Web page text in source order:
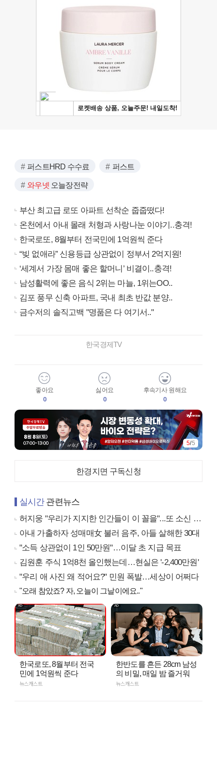
퍼스트HRD 수수료 퍼스트
와우넷 오늘장전략
부산 최고급 로또 아파트 선착순 줍줍떴다!
온천에서 아내 몰래 처형과 사랑나눈 이야기..충격!
한국로또, 8월부터 전국민에 1억원씩 준다
“빚 없애라” 신용등급 상관없이 정부서 2억지원!
‘세계서 가장 몸매 좋은 할머니’ 비결이..충격!
남성활력에 좋은 음식 2위는 마늘, 1위는OO..
김포 풍무 신축 아파트, 국내 최초 반값 분양..
금수저의 솔직고백 "명품은 다 여기서.."
한국경제TV
좋아요
0
싫어요
0
후속기사 원해요
0
5/5
한경지면 구독신청
실시간관련뉴스
허지웅 "우리가 지지한 인간들이 이 꼴을"...또 소신 발언
아내 가출하자 성매매女 불러 음주, 아들 살해한 30대
"소득 상관없이 1인 50만원"…이달 초 지급 목표
김원훈 주식 1억8천 올인했는데…현실은 '-2,400만원'
"우리 애 사진 왜 적어요?" 민원 폭발…세상이 어쩌다
"오래 참았죠? 자, 오늘이 그날이에요.."
한국로또, 8월부터 전국
민에 1억원씩 준다
뉴스캐스트
한반도를 흔든 28cm 남성
의 비밀, 매일 밤 즐거워
뉴스캐스트